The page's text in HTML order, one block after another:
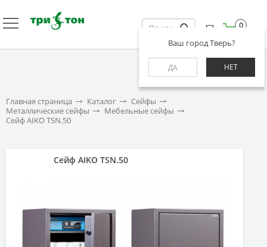
Ваш город Тверь?
ДА НЕТ
0
Главная страница Каталог
Сейфы
Металлические сейфы
Мебельные сейфы
Сейф AIKO TSN.50
Сейф AIKO TSN.50